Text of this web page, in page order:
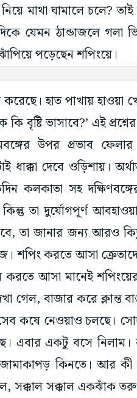
মাথা ঘামালে চলে?
যেমন ঠান্ডাজলে গলা
পড়েছেন শপিংয়ে।
হাত পাখায় হাওয়া
ভাসাবে?’ এই প্রশ্নের
উপর প্রভাব ফেলার
ধাক্কা দেবে ওড়িশায়।
কলকাতা সহ
তা দুর্যোগপূর্ণ
তা জানার জন্য আরও
শপিং করতে আসা
আসা মানেই
গেল, বাজার করে ক্লান্ত
কষে নেওয়াও চলছে।
এবার একটু বসে নিলাম।
কিনতে। আর কী
সক্কাল সক্কাল একঝাঁক